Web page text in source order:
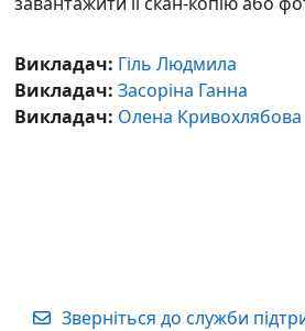
Викладач: Гіль Людмила
Викладач: Засоріна Ганна
Викладач: Олена Кривохлябова
Зверніться до служби